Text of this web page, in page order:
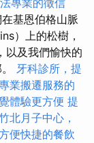
專業的徵信
基恩伯格山脈
）上的松樹，
以及我們愉快的
牙科診所，提
業搬遷服務的
體驗更方便 提
北月子中心，
便快捷的餐飲